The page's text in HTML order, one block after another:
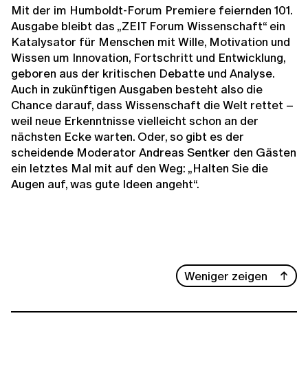
Mit der im Humboldt-Forum Premiere feiernden 101.
Ausgabe bleibt das „ZEIT Forum Wissenschaft“ ein
Katalysator für Menschen mit Wille, Motivation und
Wissen um Innovation, Fortschritt und Entwicklung,
geboren aus der kritischen Debatte und Analyse.
Auch in zukünftigen Ausgaben besteht also die
Chance darauf, dass Wissenschaft die Welt rettet –
weil neue Erkenntnisse vielleicht schon an der
nächsten Ecke warten. Oder, so gibt es der
scheidende Moderator Andreas Sentker den Gästen
ein letztes Mal mit auf den Weg: „Halten Sie die
Augen auf, was gute Ideen angeht“.
Weniger zeigen